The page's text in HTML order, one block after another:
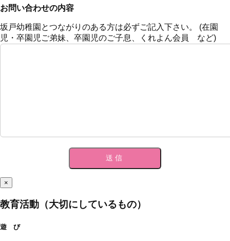
お問い合わせの内容
坂戸幼稚園とつながりのある方は必ずご記入下さい。 (在園
児・卒園児ご弟妹、卒園児のご子息、くれよん会員 など)
×
教育活動（大切にしているもの）
遊 び